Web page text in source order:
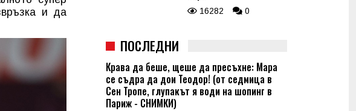
и да
16282 0
ПОСЛЕДНИ
Крава да беше, щеше да пресъхне: Мара
се съдра да дои Теодор! (от седмица в
Сен Тропе, глупакът я води на шопинг в
Париж - СНИМКИ)